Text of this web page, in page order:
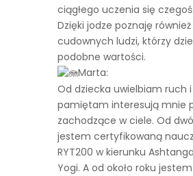
ciągłego uczenia się
Dzięki jodze poznaję również
cudownych ludzi, którzy
podobne wartości.
Marta:
Od dziecka uwielbiam ruch
pamiętam interesują mnie
zachodzące w ciele. Od
jestem certyfikowaną
RYT200 w kierunku
Yogi. A od około roku